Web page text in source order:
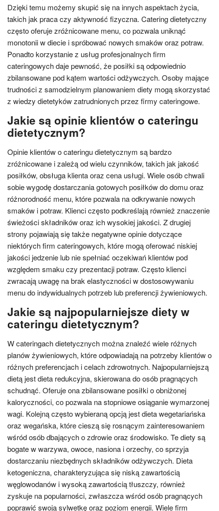
Dzięki temu możemy skupić się na innych aspektach życia,
takich jak praca czy aktywność fizyczna. Catering dietetyczny
często oferuje zróżnicowane menu, co pozwala uniknąć
monotonii w diecie i spróbować nowych smaków oraz potraw.
Ponadto korzystanie z usług profesjonalnych firm
cateringowych daje pewność, że posiłki są odpowiednio
zbilansowane pod kątem wartości odżywczych. Osoby mające
trudności z samodzielnym planowaniem diety mogą skorzystać
z wiedzy dietetyków zatrudnionych przez firmy cateringowe.
Jakie są opinie klientów o cateringu
dietetycznym?
Opinie klientów o cateringu dietetycznym są bardzo
zróżnicowane i zależą od wielu czynników, takich jak jakość
posiłków, obsługa klienta oraz cena usługi. Wiele osób chwali
sobie wygodę dostarczania gotowych posiłków do domu oraz
różnorodność menu, które pozwala na odkrywanie nowych
smaków i potraw. Klienci często podkreślają również znaczenie
świeżości składników oraz ich wysokiej jakości. Z drugiej
strony pojawiają się także negatywne opinie dotyczące
niektórych firm cateringowych, które mogą oferować niskiej
jakości jedzenie lub nie spełniać oczekiwań klientów pod
względem smaku czy prezentacji potraw. Często klienci
zwracają uwagę na brak elastyczności w dostosowywaniu
menu do indywidualnych potrzeb lub preferencji żywieniowych.
Jakie są najpopularniejsze diety w
cateringu dietetycznym?
W cateringach dietetycznych można znaleźć wiele różnych
planów żywieniowych, które odpowiadają na potrzeby klientów o
różnych preferencjach i celach zdrowotnych. Najpopularniejszą
dietą jest dieta redukcyjna, skierowana do osób pragnących
schudnąć. Oferuje ona zbilansowane posiłki o obniżonej
kaloryczności, co pozwala na stopniowe osiąganie wymarzonej
wagi. Kolejną często wybieraną opcją jest dieta wegetariańska
oraz wegańska, które cieszą się rosnącym zainteresowaniem
wśród osób dbających o zdrowie oraz środowisko. Te diety są
bogate w warzywa, owoce, nasiona i orzechy, co sprzyja
dostarczaniu niezbędnych składników odżywczych. Dieta
ketogeniczna, charakteryzująca się niską zawartością
węglowodanów i wysoką zawartością tłuszczy, również
zyskuje na popularności, zwłaszcza wśród osób pragnących
poprawić swoją sylwetkę oraz poziom energii. Wiele firm